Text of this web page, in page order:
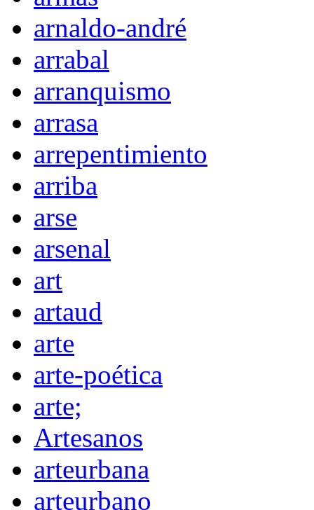
arnaldo-andré
arrabal
arranquismo
arrasa
arrepentimiento
arriba
arse
arsenal
art
artaud
arte
arte-poética
arte;
Artesanos
arteurbana
arteurbano